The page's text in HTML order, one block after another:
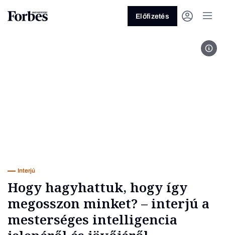
Előfizetés
Interjú
Hogy hagyhattuk, hogy így
megosszon minket? – interjú a
mesterséges intelligencia